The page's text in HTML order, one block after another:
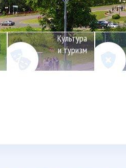
Культура
и туризм